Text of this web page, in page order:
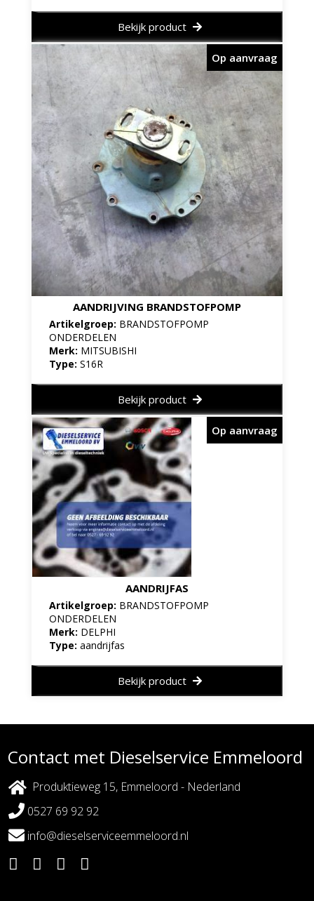
Bekijk product
AANDRIJVING BRANDSTOFPOMP
Artikelgroep: BRANDSTOFPOMP
ONDERDELEN
Merk: MITSUBISHI
Type: S16R
Op aanvraag
Bekijk product
AANDRIJFAS
Artikelgroep: BRANDSTOFPOMP
ONDERDELEN
Merk: DELPHI
Type: aandrijfas
Op aanvraag
Bekijk product
Contact met Dieselservice Emmeloord
Produktieweg 15, Emmeloord - Nederland
0527 69 92 92
info@dieselserviceemmeloord.nl